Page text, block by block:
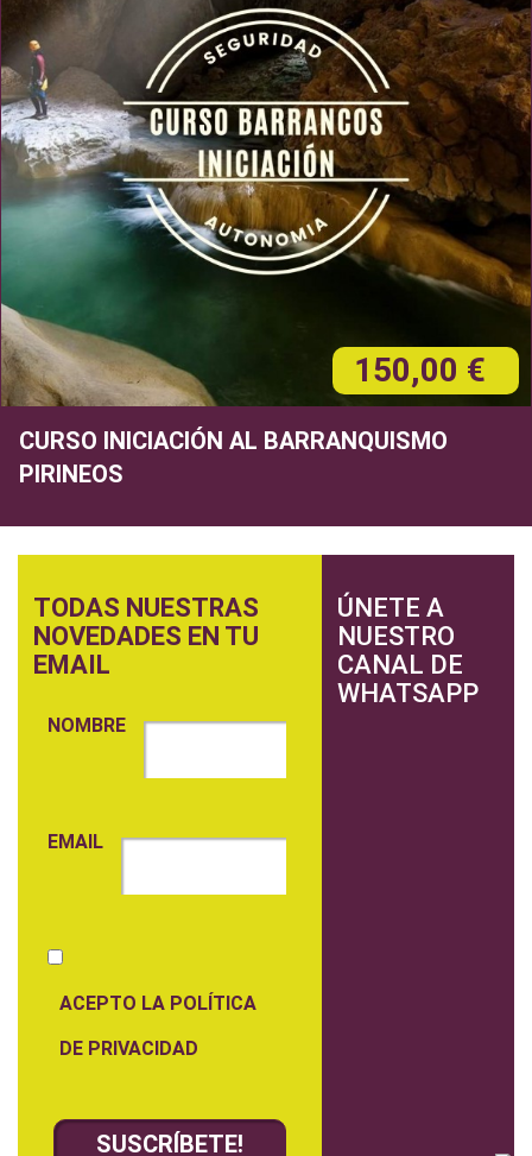
150,00 €
CURSO INICIACIÓN AL BARRANQUISMO
PIRINEOS
TODAS NUESTRAS
NOVEDADES EN TU
EMAIL
NOMBRE
EMAIL
ACEPTO LA POLÍTICA
DE PRIVACIDAD
ÚNETE A
NUESTRO
CANAL DE
WHATSAPP